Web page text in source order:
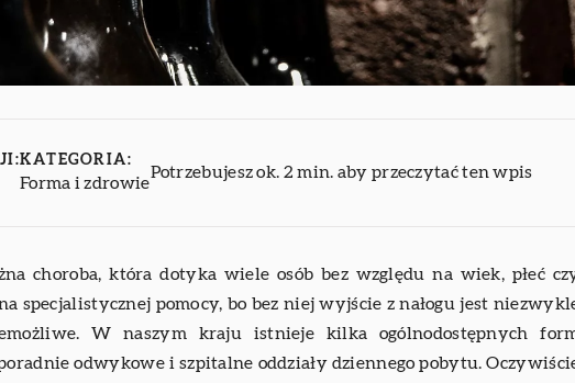
KATEGORIA:
Forma i zdrowie
Potrzebujesz ok. 2 min. aby przeczytać ten wpis
choroba, która dotyka wiele osób bez względu na wiek, płeć
specjalistycznej pomocy, bo bez niej wyjście z nałogu jest
W naszym kraju istnieje kilka ogólnodostępnych
odwykowe i szpitalne oddziały dziennego pobytu.